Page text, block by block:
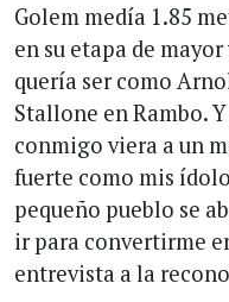
Golem medía 1.85
en su etapa de
quería ser como
Stallone en Rambo.
conmigo viera a un
fuerte como mis
pequeño pueblo se
ir para convertirme
entrevista a la